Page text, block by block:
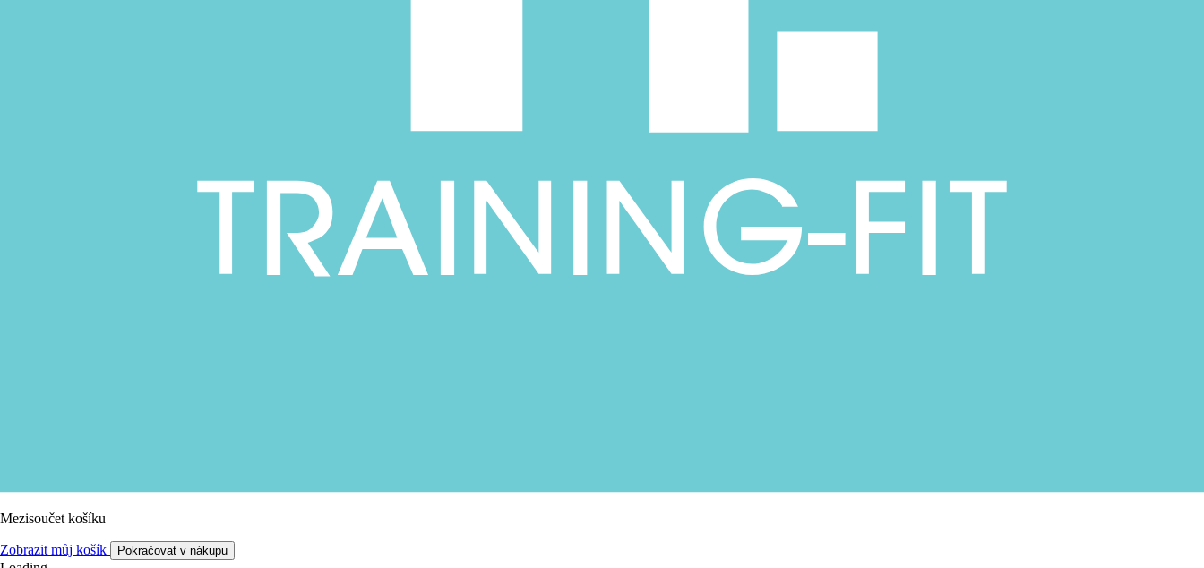
Mezisoučet košíku
Zobrazit můj košík Pokračovat v nákupu